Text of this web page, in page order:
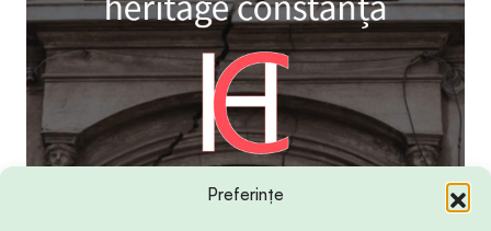
Preferințe